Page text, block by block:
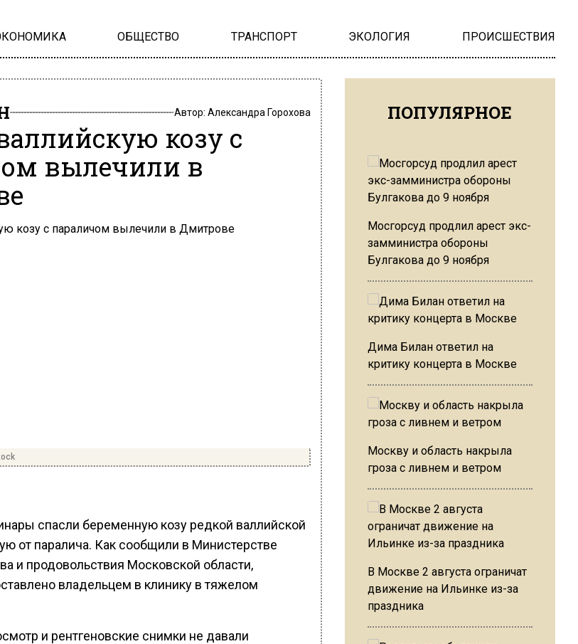
ОБЩЕСТВО ТРАНСПОРТ ЭКОЛОГИЯ ПРОИСШЕСТВИЯ
Автор: Александра Горохова
козу с
вылечили в
спасли беременную козу редкой валлийской
от паралича. Как сообщили в Министерстве
и продовольствия Московской области,
владельцем в клинику в тяжелом
и рентгеновские снимки не давали
ПОПУЛЯРНОЕ
Мосгорсуд продлил арест экс-
замминистра обороны
Булгакова до 9 ноября
Дима Билан ответил на
критику концерта в Москве
Москву и область накрыла
гроза с ливнем и ветром
В Москве 2 августа ограничат
движение на Ильинке из-за
праздника